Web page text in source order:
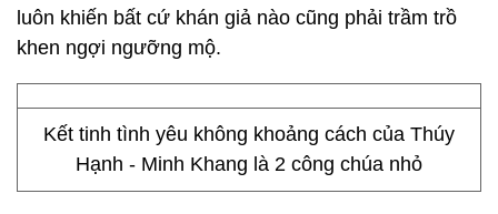
luôn khiến bất cứ khán giả nào cũng phải trầm trồ
khen ngợi ngưỡng mộ.
Kết tinh tình yêu không khoảng cách của Thúy
Hạnh - Minh Khang là 2 công chúa nhỏ